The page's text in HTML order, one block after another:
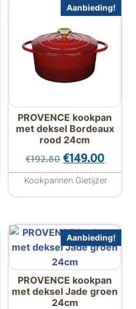
prijs was: €171.15.
prijs is: €124.99.
Aanbieding!
PROVENCE kookpan
met deksel Bordeaux
rood 24cm
€192.80 €149.00
Kookpannen Gietijzer
Aanbieding!
PROVENCE kookpan
met deksel Jade groen
24cm